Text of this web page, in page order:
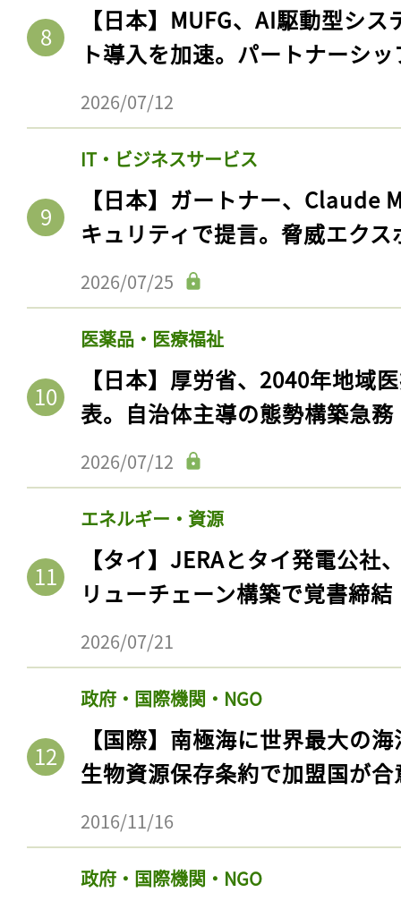
【日本】MUFG、AI駆動型シ
ト導入を加速。パートナーシ
2026/07/12
IT・ビジネスサービス
【日本】ガートナー、Claude
キュリティで提言。脅威エク
2026/07/25
医薬品・医療福祉
【日本】厚労省、2040年地域
表。自治体主導の態勢構築急務
2026/07/12
エネルギー・資源
【タイ】JERAとタイ発電公社
リューチェーン構築で覚書締結
2026/07/21
政府・国際機関・NGO
【国際】南極海に世界最大の
生物資源保存条約で加盟国が合
2016/11/16
政府・国際機関・NGO